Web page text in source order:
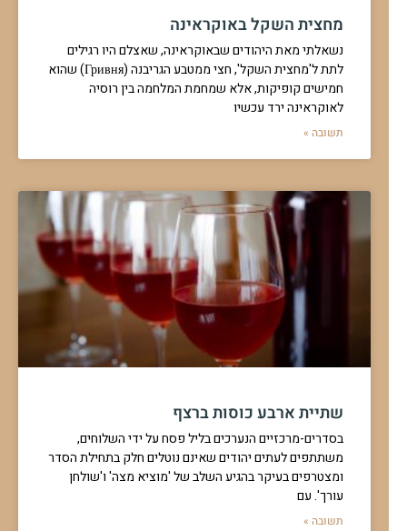
מחצית השקל באוקראינה
נשאלתי מאת היהודים שבאוקראינה, שאצלם היו רגילים
לתת ל'מחצית השקל', חצי ממטבע הגריבנה (Гривня) שהוא
חמישים קופיקות, אלא שמחמת המלחמה בין רוסיה
לאוקראינה ירד עכשיו
תשובה »
שתיית ארבע כוסות ברצף
בסדרים-מרכזיים הנערכים בליל פסח על ידי השלוחים,
משתתפים לעתים יהודים שאינם נוטלים חלק בתחילת הסדר
ומצטרפים בעיקר בהגיע השלב של 'מוציא מצה' ו'שולחן
עורך'. עם
תשובה »